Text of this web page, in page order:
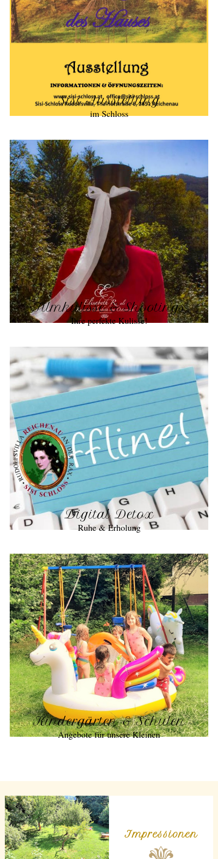
Sisi Ausstellung
im Schloss
Filmkulisse & Shootings
Ihre perfekte Kulisse!
Digital Detox
Ruhe & Erholung
Kindergärten & Schulen
Angebote für unsere Kleinen
Impressionen